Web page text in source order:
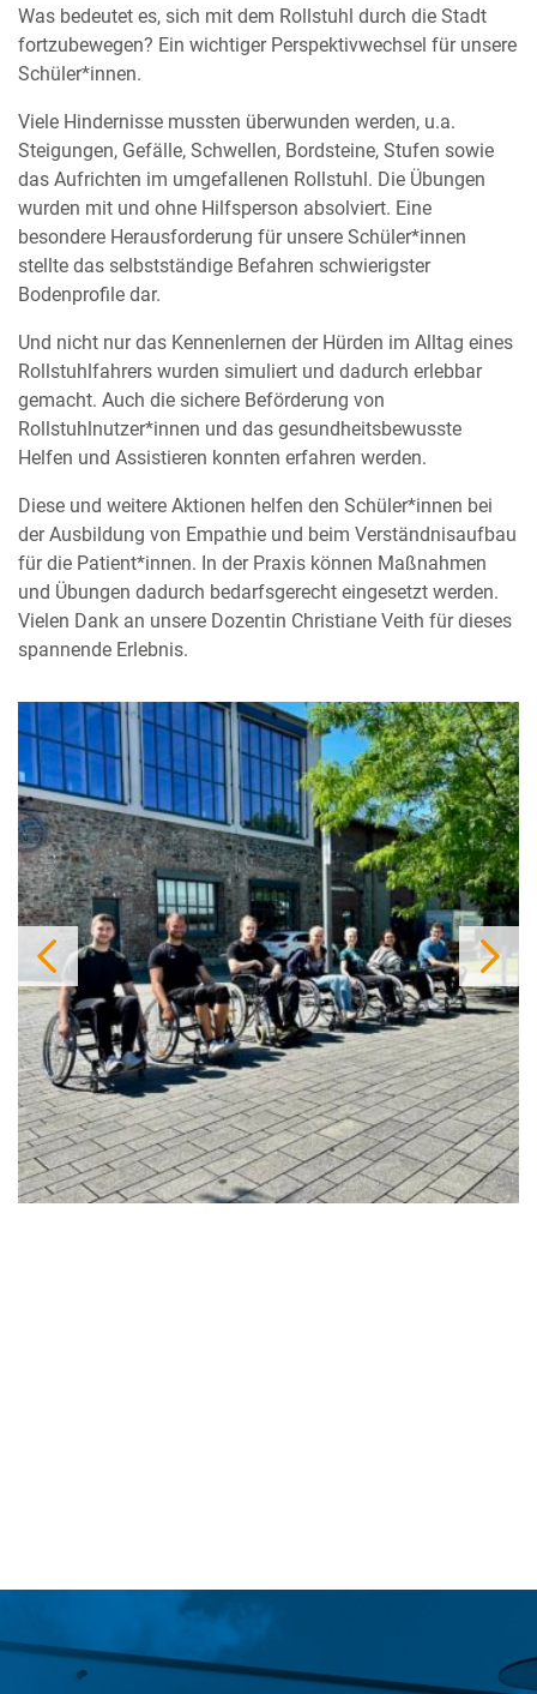
Was bedeutet es, sich mit dem Rollstuhl durch die Stadt
fortzubewegen? Ein wichtiger Perspektivwechsel für unsere
Schüler*innen.
Viele Hindernisse mussten überwunden werden, u.a.
Steigungen, Gefälle, Schwellen, Bordsteine, Stufen sowie
das Aufrichten im umgefallenen Rollstuhl. Die Übungen
wurden mit und ohne Hilfsperson absolviert. Eine
besondere Herausforderung für unsere Schüler*innen
stellte das selbstständige Befahren schwierigster
Bodenprofile dar.
Und nicht nur das Kennenlernen der Hürden im Alltag eines
Rollstuhlfahrers wurden simuliert und dadurch erlebbar
gemacht. Auch die sichere Beförderung von
Rollstuhlnutzer*innen und das gesundheitsbewusste
Helfen und Assistieren konnten erfahren werden.
Diese und weitere Aktionen helfen den Schüler*innen bei
der Ausbildung von Empathie und beim Verständnisaufbau
für die Patient*innen. In der Praxis können Maßnahmen
und Übungen dadurch bedarfsgerecht eingesetzt werden.
Vielen Dank an unsere Dozentin Christiane Veith für dieses
spannende Erlebnis.